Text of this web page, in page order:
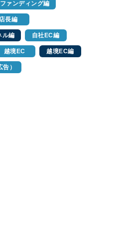
ァンディング編
店長編
ル編 自社EC編
越境EC 越境EC編
）